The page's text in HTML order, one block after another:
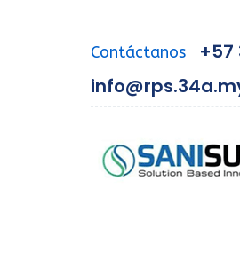
Contáctanos +57